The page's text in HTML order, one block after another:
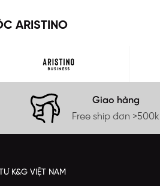
ARISTINO
Giao hàng
Free ship đơn >500k
K&G VIỆT NAM